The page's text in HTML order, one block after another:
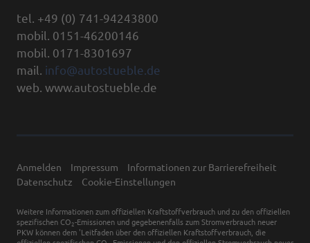
tel. +49 (0) 741-94243800
mobil. 0151-46200146
mobil. 0171-8301697
mail. info@autostueble.de
web. www.autostueble.de
Anmelden Impressum
Informationen zur Barrierefreiheit
Datenschutz
Cookie-Einstellungen
Weitere Informationen zum offiziellen Kraftstoffverbrauch und zu den offiziellen
spezifischen CO 2-Emissionen und gegebenenfalls zum Stromverbrauch neuer
PKW können dem 'Leitfaden über den offiziellen Kraftstoffverbrauch, die